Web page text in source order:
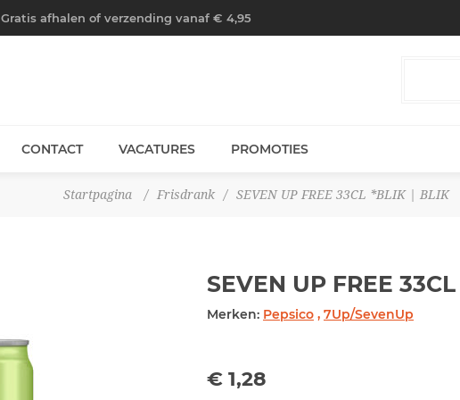
Gratis afhalen of verzending vanaf € 4,95
CONTACT VACATURES PROMOTIES
Startpagina / Frisdrank / SEVEN UP FREE 33CL *BLIK | BLIK
SEVEN UP FREE
Merken: Pepsico , 7Up/SevenUp
€ 1,28